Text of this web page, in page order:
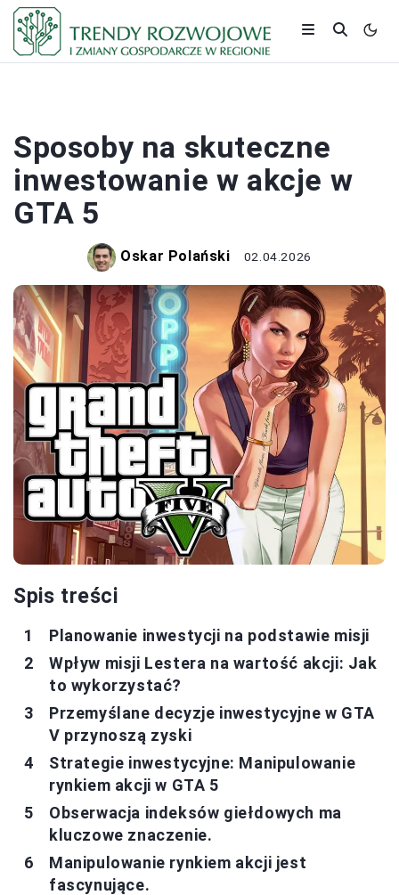
Sposoby na skuteczne
inwestowanie w akcje w
GTA 5
Oskar Polański 02.04.2026
Spis treści
Planowanie inwestycji na podstawie misji
Wpływ misji Lestera na wartość akcji: Jak
to wykorzystać?
Przemyślane decyzje inwestycyjne w GTA
V przynoszą zyski
Strategie inwestycyjne: Manipulowanie
rynkiem akcji w GTA 5
Obserwacja indeksów giełdowych ma
kluczowe znaczenie.
Manipulowanie rynkiem akcji jest
fascynujące.